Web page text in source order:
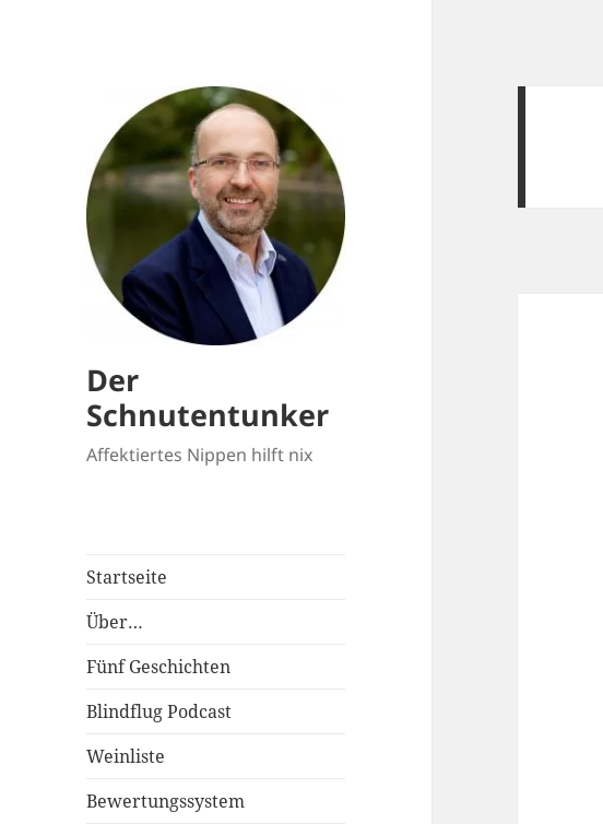
Der
Schnutentunker
Affektiertes Nippen hilft nix
Startseite
Über…
Fünf Geschichten
Blindflug Podcast
Weinliste
Bewertungssystem